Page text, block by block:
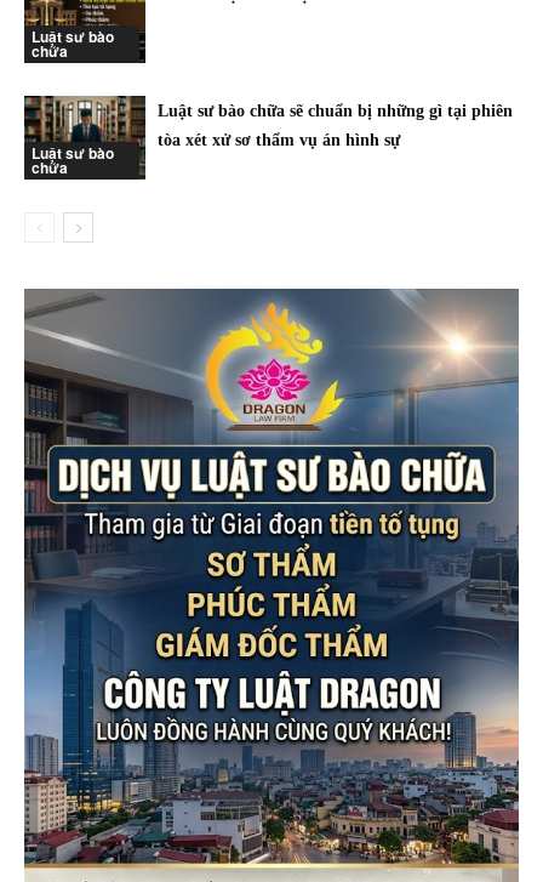
Luật sư bào
chữa
Luật sư bào
chữa
Luật sư bào chữa sẽ chuẩn bị những gì tại phiên
tòa xét xử sơ thẩm vụ án hình sự